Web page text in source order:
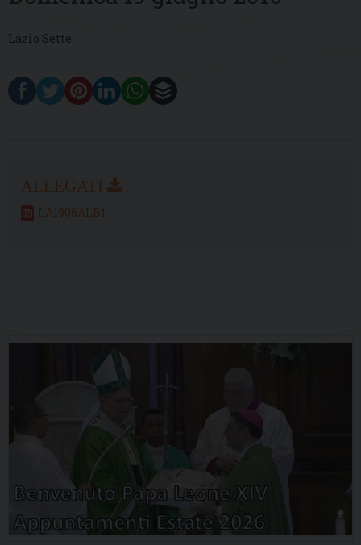
Lazio Sette
LA1906ALB1